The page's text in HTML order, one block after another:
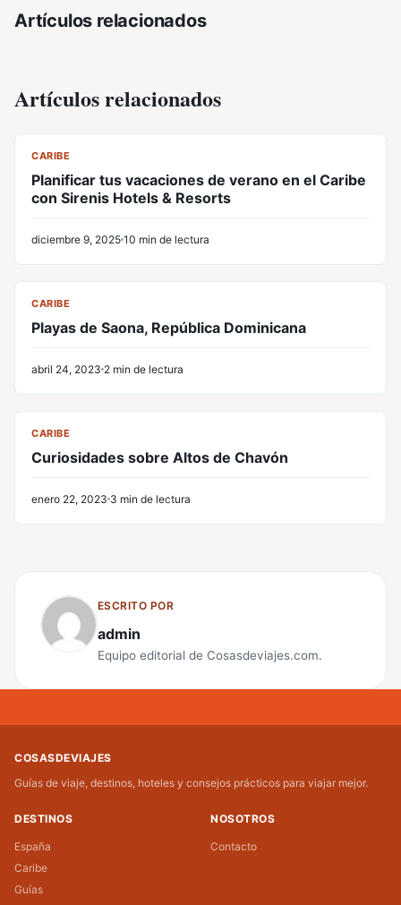
Artículos relacionados
Artículos relacionados
CARIBE
Planificar tus vacaciones de verano en el Caribe
con Sirenis Hotels & Resorts
diciembre 9, 2025 10 min de lectura
CARIBE
Playas de Saona, República Dominicana
abril 24, 2023 2 min de lectura
CARIBE
Curiosidades sobre Altos de Chavón
enero 22, 2023 3 min de lectura
ESCRITO POR
admin
Equipo editorial de Cosasdeviajes.com.
COSASDEVIAJES
Guías de viaje, destinos, hoteles y consejos prácticos para viajar mejor.
DESTINOS
España
Caribe
Guías
NOSOTROS
Contacto